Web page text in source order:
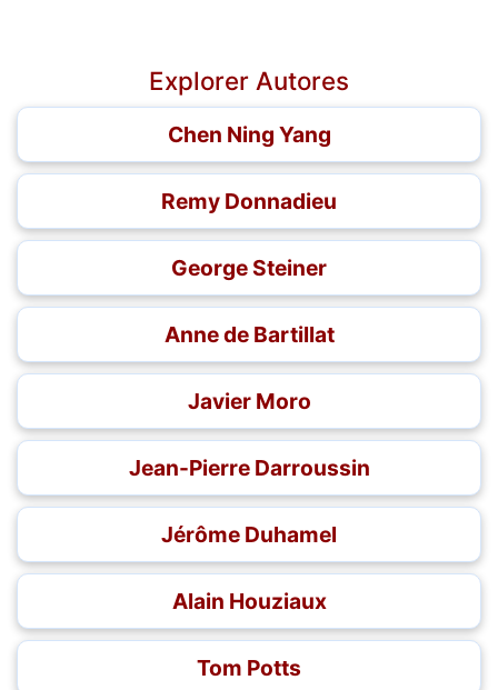
Explorer Autores
Chen Ning Yang
Remy Donnadieu
George Steiner
Anne de Bartillat
Javier Moro
Jean-Pierre Darroussin
Jérôme Duhamel
Alain Houziaux
Tom Potts